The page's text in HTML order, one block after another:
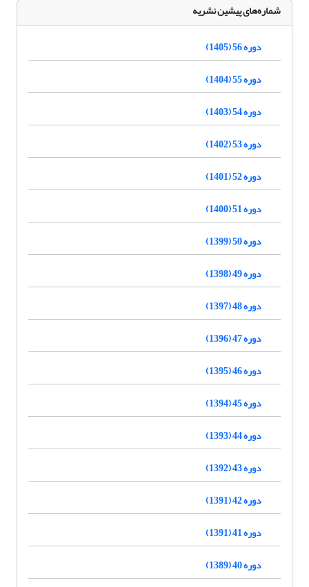
شماره‌های پیشین نشریه
دوره 56 (1405)
دوره 55 (1404)
دوره 54 (1403)
دوره 53 (1402)
دوره 52 (1401)
دوره 51 (1400)
دوره 50 (1399)
دوره 49 (1398)
دوره 48 (1397)
دوره 47 (1396)
دوره 46 (1395)
دوره 45 (1394)
دوره 44 (1393)
دوره 43 (1392)
دوره 42 (1391)
دوره 41 (1391)
دوره 40 (1389)